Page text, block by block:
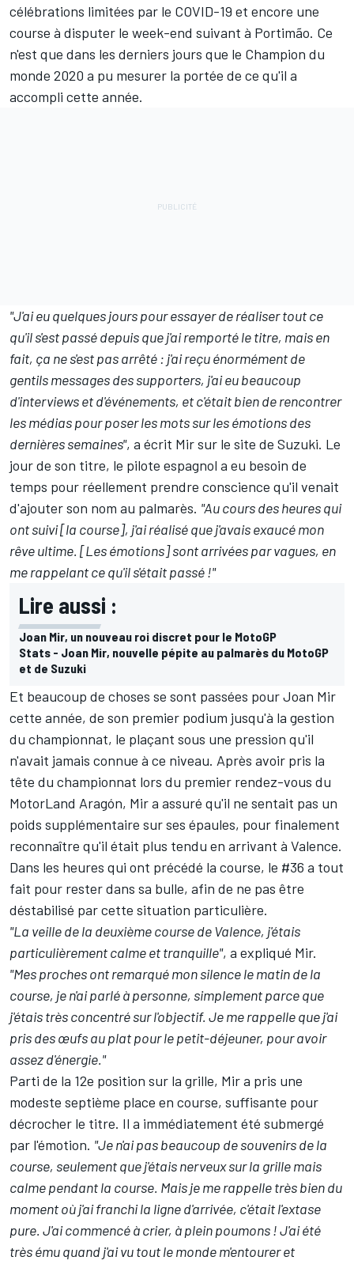
célébrations limitées par le COVID-19 et encore une
course à disputer le week-end suivant à Portimão. Ce
n'est que dans les derniers jours que le Champion du
monde 2020 a pu mesurer la portée de ce qu'il a
accompli cette année.
"J'ai eu quelques jours pour essayer de réaliser tout ce
qu'il s'est passé depuis que j'ai remporté le titre, mais en
fait, ça ne s'est pas arrêté : j'ai reçu énormément de
gentils messages des supporters, j'ai eu beaucoup
d'interviews et d'événements, et c'était bien de rencontrer
les médias pour poser les mots sur les émotions des
dernières semaines", a écrit Mir sur le site de Suzuki. Le
jour de son titre, le pilote espagnol a eu besoin de
temps pour réellement prendre conscience qu'il venait
d'ajouter son nom au palmarès. "Au cours des heures qui
ont suivi [la course], j'ai réalisé que j'avais exaucé mon
rêve ultime. [Les émotions] sont arrivées par vagues, en
me rappelant ce qu'il s'était passé !"
Lire aussi :
Joan Mir, un nouveau roi discret pour le MotoGP
Stats - Joan Mir, nouvelle pépite au palmarès du MotoGP
et de Suzuki
Et beaucoup de choses se sont passées pour Joan Mir
cette année, de son premier podium jusqu'à la gestion
du championnat, le plaçant sous une pression qu'il
n'avait jamais connue à ce niveau. Après avoir pris la
tête du championnat lors du premier rendez-vous du
MotorLand Aragón, Mir a assuré qu'il ne sentait pas un
poids supplémentaire sur ses épaules, pour finalement
reconnaître qu'il était plus tendu en arrivant à Valence.
Dans les heures qui ont précédé la course, le #36 a tout
fait pour rester dans sa bulle, afin de ne pas être
déstabilisé par cette situation particulière.
"La veille de la deuxième course de Valence, j'étais
particulièrement calme et tranquille", a expliqué Mir.
"Mes proches ont remarqué mon silence le matin de la
course, je n'ai parlé à personne, simplement parce que
j'étais très concentré sur l'objectif. Je me rappelle que j'ai
pris des œufs au plat pour le petit-déjeuner, pour avoir
assez d'énergie."
Parti de la 12e position sur la grille, Mir a pris une
modeste septième place en course, suffisante pour
décrocher le titre. Il a immédiatement été submergé
par l'émotion. "Je n'ai pas beaucoup de souvenirs de la
course, seulement que j'étais nerveux sur la grille mais
calme pendant la course. Mais je me rappelle très bien du
moment où j'ai franchi la ligne d'arrivée, c'était l'extase
pure. J'ai commencé à crier, à plein poumons ! J'ai été
très ému quand j'ai vu tout le monde m'entourer et